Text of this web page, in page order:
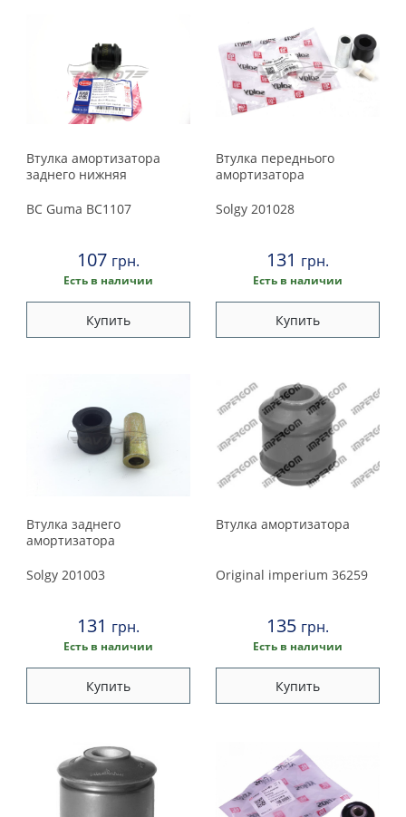
Втулка амортизатора
заднего нижняя
BC Guma BC1107
107 грн.
Есть в наличии
Купить
Втулка переднього
амортизатора
Solgy 201028
131 грн.
Есть в наличии
Купить
Втулка заднего
амортизатора
Solgy 201003
131 грн.
Есть в наличии
Купить
Втулка амортизатора
Original imperium 36259
135 грн.
Есть в наличии
Купить